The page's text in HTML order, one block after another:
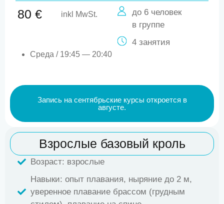
до 6 человек
в группе
4 занятия
80 € inkl MwSt.
Среда / 19:45 — 20:40
Запись на сентябрьские курсы откроется в
августе.
Взрослые базовый кроль
Возраст: взрослые
Навыки: опыт плавания, ныряние до 2 м,
уверенное плавание брассом (грудным